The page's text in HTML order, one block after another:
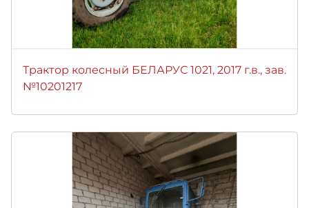
Трактор колесный БЕЛАРУС 1021, 2017 г.в., зав.
№10201217